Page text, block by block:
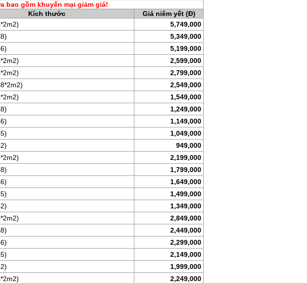
bao gồm khuyến mại giảm giá!
Kích thước Giá niêm yết (Đ)
5,749,000
5,349,000
5,199,000
2,599,000
2,799,000
2,549,000
1,549,000
1,249,000
1,149,000
1,049,000
949,000
2,199,000
1,799,000
1,649,000
1,499,000
1,349,000
2,849,000
2,449,000
2,299,000
2,149,000
1,999,000
2,249,000